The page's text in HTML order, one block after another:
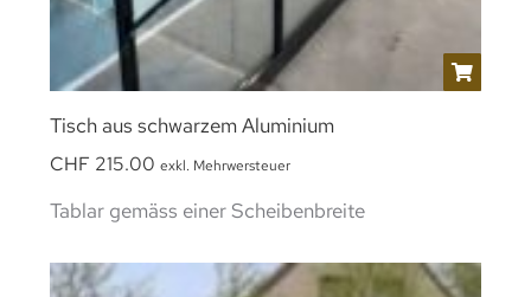
Tisch aus schwarzem Aluminium
CHF 215.00 exkl. Mehrwersteuer
Tablar gemäss einer Scheibenbreite